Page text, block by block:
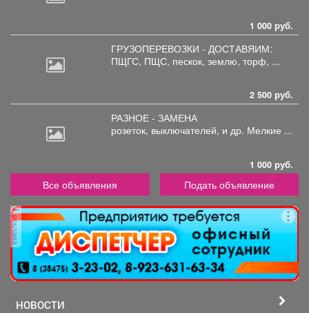
1 000 руб.
ГРУЗОПЕРЕВОЗКИ - ДОСТАВЯИМ:
ПЩГС, ПЩС, пескок, землю, торф, ...
2 500 руб.
РАЗНОЕ - ЗАМЕНА
розеток, выключателей, и др. Мелкие ...
1 000 руб.
Все объявления Подать объявление
реклама
НОВОСТИ